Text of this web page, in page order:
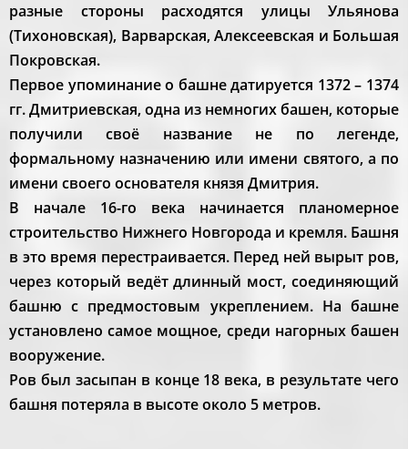
разные стороны расходятся улицы Ульянова
(Тихоновская), Варварская, Алексеевская и Большая
Покровская.
Первое упоминание о башне датируется 1372 – 1374
гг. Дмитриевская, одна из немногих башен, которые
получили своё название не по легенде,
формальному назначению или имени святого, а по
имени своего основателя князя Дмитрия.
В начале 16-го века начинается планомерное
строительство Нижнего Новгорода и кремля. Башня
в это время перестраивается. Перед ней вырыт ров,
через который ведёт длинный мост, соединяющий
башню с предмостовым укреплением. На башне
установлено самое мощное, среди нагорных башен
вооружение.
Ров был засыпан в конце 18 века, в результате чего
башня потеряла в высоте около 5 метров.